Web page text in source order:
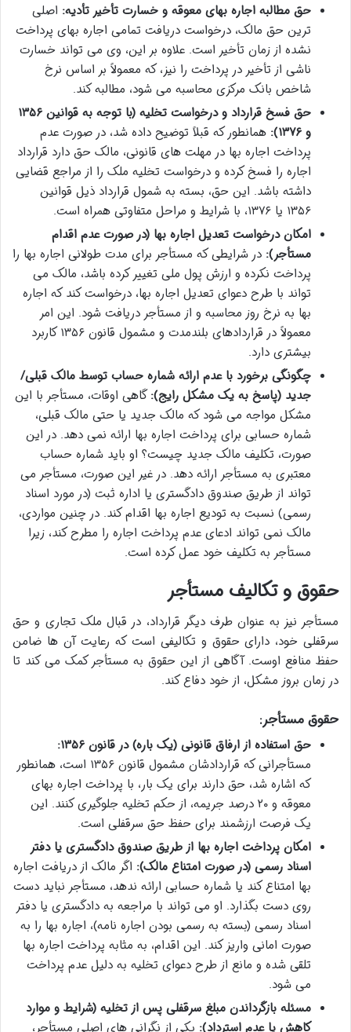
حق مطالبه اجاره بهای معوقه و خسارت تأخیر تأدیه: اصلی
ترین حق مالک، درخواست دریافت تمامی اجاره بهای پرداخت
نشده از زمان تأخیر است. علاوه بر این، وی می تواند خسارت
ناشی از تأخیر در پرداخت را نیز، که معمولاً بر اساس نرخ
شاخص بانک مرکزی محاسبه می شود، مطالبه کند.
حق فسخ قرارداد و درخواست تخلیه (با توجه به قوانین ۱۳۵۶
و ۱۳۷۶):
همانطور که قبلاً توضیح داده شد، در صورت عدم
پرداخت اجاره بها در مهلت های قانونی، مالک حق دارد قرارداد
اجاره را فسخ کرده و درخواست تخلیه ملک را از مراجع قضایی
داشته باشد. این حق، بسته به شمول قرارداد ذیل قوانین
۱۳۵۶ یا ۱۳۷۶، با شرایط و مراحل متفاوتی همراه است.
امکان درخواست تعدیل اجاره بها (در صورت عدم اقدام
مستأجر): در شرایطی که مستأجر برای مدت طولانی اجاره بها را
پرداخت نکرده و ارزش پول ملی تغییر کرده باشد، مالک می
تواند با طرح دعوای تعدیل اجاره بها، درخواست کند که اجاره
بها به نرخ روز محاسبه و از مستأجر دریافت شود. این امر
معمولاً در قراردادهای بلندمدت و مشمول قانون ۱۳۵۶ کاربرد
بیشتری دارد.
چگونگی برخورد با عدم ارائه شماره حساب توسط مالک قبلی/
جدید (پاسخ به یک مشکل رایج):گاهی اوقات، مستأجر با این
مشکل مواجه می شود که مالک جدید یا حتی مالک قبلی،
شماره حسابی برای پرداخت اجاره بها ارائه نمی دهد. در این
صورت، تکلیف مالک جدید چیست؟ او باید شماره حساب
معتبری به مستأجر ارائه دهد. در غیر این صورت، مستأجر می
تواند از طریق صندوق دادگستری یا اداره ثبت (در مورد اسناد
رسمی) نسبت به تودیع اجاره بها اقدام کند. در چنین مواردی،
مالک نمی تواند ادعای عدم پرداخت اجاره را مطرح کند، زیرا
مستأجر به تکلیف خود عمل کرده است.
حقوق و تکالیف مستأجر
مستأجر نیز به عنوان طرف دیگر قرارداد، در قبال ملک تجاری و حق
سرقفلی خود، دارای حقوق و تکالیفی است که رعایت آن ها ضامن
حفظ منافع اوست. آگاهی از این حقوق به مستأجر کمک می کند تا
در زمان بروز مشکل، از خود دفاع کند.
حقوق مستأجر:
حق استفاده از ارفاق قانونی (یک باره) در قانون ۱۳۵۶:
مستأجرانی که قراردادشان مشمول قانون ۱۳۵۶ است، همانطور
که اشاره شد، حق دارند برای یک بار، با پرداخت اجاره بهای
معوقه و ۲۰ درصد جریمه، از حکم تخلیه جلوگیری کنند. این
یک فرصت ارزشمند برای حفظ حق سرقفلی است.
امکان پرداخت اجاره بها از طریق صندوق دادگستری یا دفتر
اسناد رسمی (در صورت امتناع مالک): اگر مالک از دریافت اجاره
بها امتناع کند یا شماره حسابی ارائه ندهد، مستأجر نباید دست
روی دست بگذارد. او می تواند با مراجعه به دادگستری یا دفتر
اسناد رسمی (بسته به رسمی بودن اجاره نامه)، اجاره بها را به
صورت امانی واریز کند. این اقدام، به مثابه پرداخت اجاره بها
تلقی شده و مانع از طرح دعوای تخلیه به دلیل عدم پرداخت
می شود.
مسئله بازگرداندن مبلغ سرقفلی پس از تخلیه (شرایط و موارد
کاهش یا عدم استرداد): یکی از نگرانی های اصلی مستأجر،